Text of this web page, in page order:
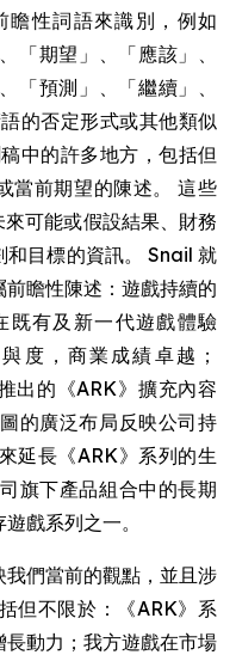
瞻性詞語來識別，例如
「期望」、「應該」、
「預測」、「繼續」、
的否定形式或其他類似
中的許多地方，包括但
當前期望的陳述。 這些
可能或假設結果、財務
和目標的資訊。 Snail 就
瞻性陳述：遊戲持續的
既有及新一代遊戲體驗
度，商業成績卓越；
出的《ARK》擴充內容
的廣泛布局反映公司持
延長《ARK》系列的生
旗下產品組合中的長期
戲系列之一。
們當前的觀點，並且涉
但不限於：《ARK》系
動力；我方遊戲在市場